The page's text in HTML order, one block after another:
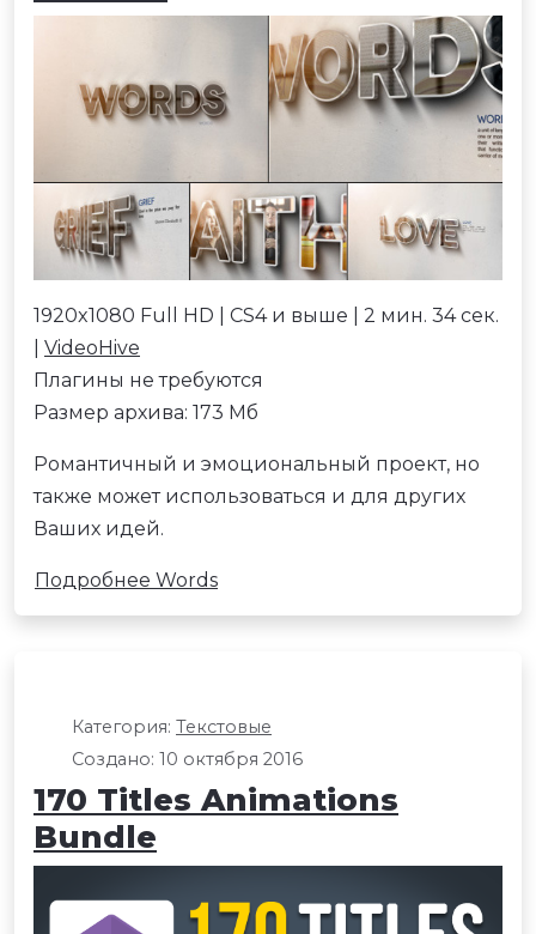
1920x1080 Full HD | CS4 и выше | 2 мин. 34 сек.
VideoHive
Плагины не требуются
Размер архива: 173 Мб
Романтичный и эмоциональный проект, но
также может использоваться и для других
Ваших идей.
Подробнее Words
Категория: Текстовые
Создано: 10 октября 2016
170 Titles Animations
Bundle